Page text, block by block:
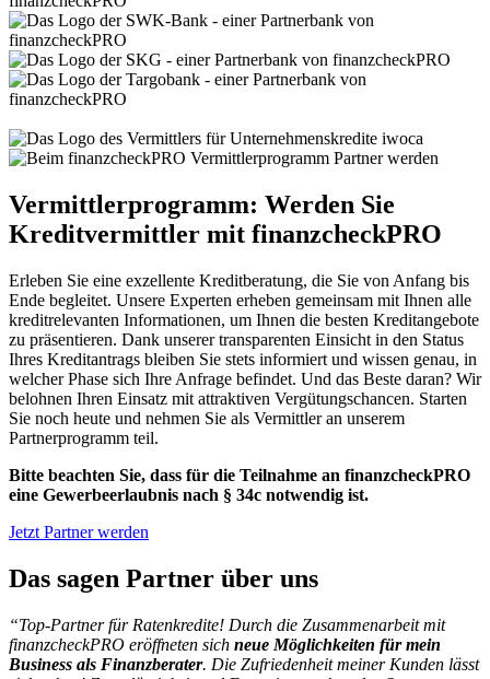
Vermittlerprogramm: Werden Sie
Kreditvermittler mit finanzcheckPRO
Erleben Sie eine exzellente Kreditberatung, die Sie von Anfang bis
Ende begleitet. Unsere Experten erheben gemeinsam mit Ihnen alle
kreditrelevanten Informationen, um Ihnen die besten Kreditangebote
zu präsentieren. Dank unserer transparenten Einsicht in den Status
Ihres Kreditantrags bleiben Sie stets informiert und wissen genau, in
welcher Phase sich Ihre Anfrage befindet. Und das Beste daran? Wir
belohnen Ihren Einsatz mit attraktiven Vergütungschancen. Starten
Sie noch heute und nehmen Sie als Vermittler an unserem
Partnerprogramm teil.
Bitte beachten Sie, dass für die Teilnahme an finanzcheckPRO
eine Gewerbeerlaubnis nach § 34c notwendig ist.
Jetzt Partner werden
Das sagen Partner über uns
“Top-Partner für Ratenkredite! Durch die Zusammenarbeit mit
finanzcheckPRO eröffneten sich neue Möglichkeiten für mein
Business als Finanzberater. Die Zufriedenheit meiner Kunden lässt